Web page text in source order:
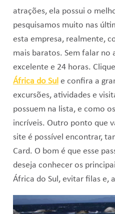
atrações, ela possui o
pesquisamos muito nas
esta empresa, realmente,
mais baratos. Sem falar no
excelente e 24 horas.
África do Sule confira a
excursões, atividades e
possuem na lista, e como
incríveis. Outro ponto que
site é possível encontrar,
Card. O bom é que esse
deseja conhecer os
África do Sul, evitar filas e,